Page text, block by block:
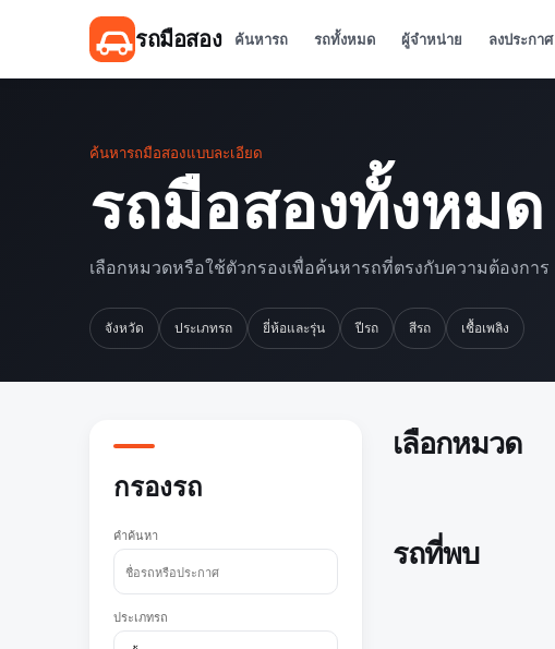
รถมือสอง ค้นหารถ รถทั้งหมด ผู้จำหน่าย ลงประกาศ
ค้นหารถมือสองแบบละเอียด
รถมือสองทั้งหมด
เลือกหมวดหรือใช้ตัวกรองเพื่อค้นหารถที่ตรงกับความต้องการ
จังหวัด ประเภทรถ ยี่ห้อและรุ่น ปีรถ สีรถ เชื้อเพลิง
กรองรถ
คำค้นหา
ประเภทรถ
เลือกหมวด
รถที่พบ